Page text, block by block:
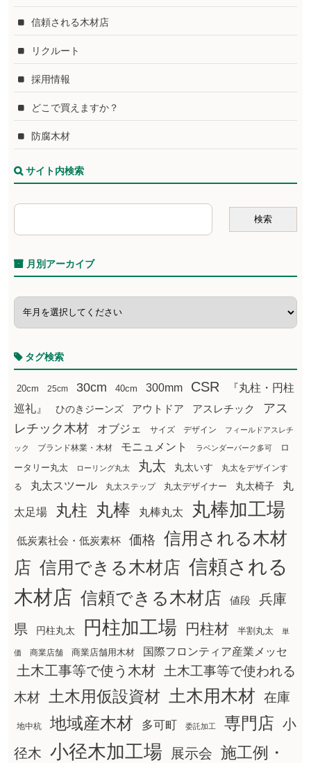
信頼される木材店
リクルート
採用情報
どこで買えますか？
防腐木材
サイト内検索
月別アーカイブ
タグ検索
20cm 25cm 30cm 40cm 300mm CSR
『丸柱・円柱
巡礼』
ひのきジーンズ アウトドア アスレチック
アス
レチック木材
オブジェ サイズ デザイン フィールドアスレチ
ック ブランド林業・木材 モニュメント ラベンダーパーク多可
ロ
ータリー丸太
ローリング丸太 丸太 丸太いす
丸太をデザインす
る
丸太スツール 丸太ステップ 丸太デザイナー 丸太椅子 丸
太足場 丸柱 丸棒 丸棒丸太 丸棒加工場
低炭素社会・低炭素杯 価格
信用される木材
店 信用できる木材店 信頼される
木材店 信頼できる木材店 値段
兵庫
県
円柱丸太 円柱加工場 円柱材 半割丸太 単
価 商業店舗 商業店舗用木材 国際フロンティア産業メッセ
土木工事等で使う木材
土木工事等で使われる
木材
土木用仮設資材 土木用木材 在庫
地中杭 地域産木材 多可町 委託加工 専門店 小
径木 小径木加工場 展示会 施工例・